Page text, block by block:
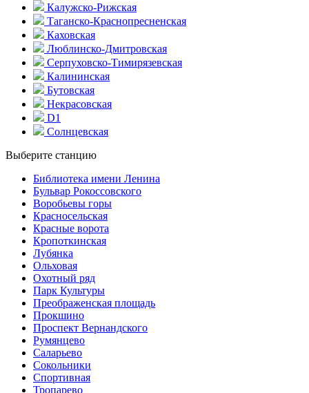
Калужско-Рижская
Таганско-Краснопресненская
Каховская
Люблинско-Дмитровская
Серпуховско-Тимирязевская
Калининская
Бутовская
Некрасовская
D1
Солнцевская
Выберите станцию
Библиотека имени Ленина
Бульвар Рокоссовского
Воробьевы горы
Красно­сельская
Красные ворота
Кропоткинс­кая
Лубянка
Ольховая
Охотный ряд
Парк Культуры
Преобра­женская площадь
Прокшино
Проспект Вернандского
Румянцево
Саларьево
Сокольники
Спортивная
Тропарево